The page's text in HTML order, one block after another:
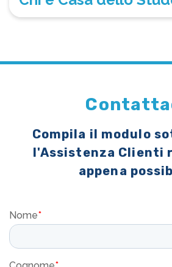
Compila il modulo
l'Assistenza Clienti
appena